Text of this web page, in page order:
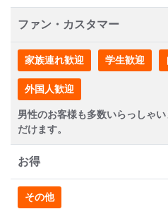
ファン・カスタマー
家族連れ歓迎 学生歓迎
外国人歓迎
男性のお客様も多数いらっしゃ
だけます。
お得
その他